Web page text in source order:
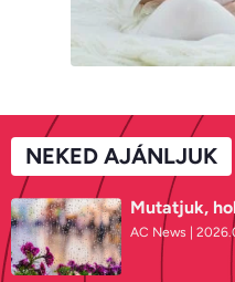
NEKED AJÁNLJUK
Mutatjuk,
AC News